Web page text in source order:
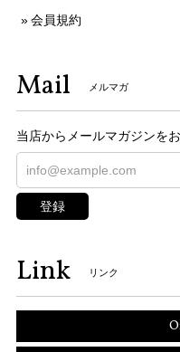
会員規約
Mail メルマガ
当店からメールマガジンを
登録
Link リンク